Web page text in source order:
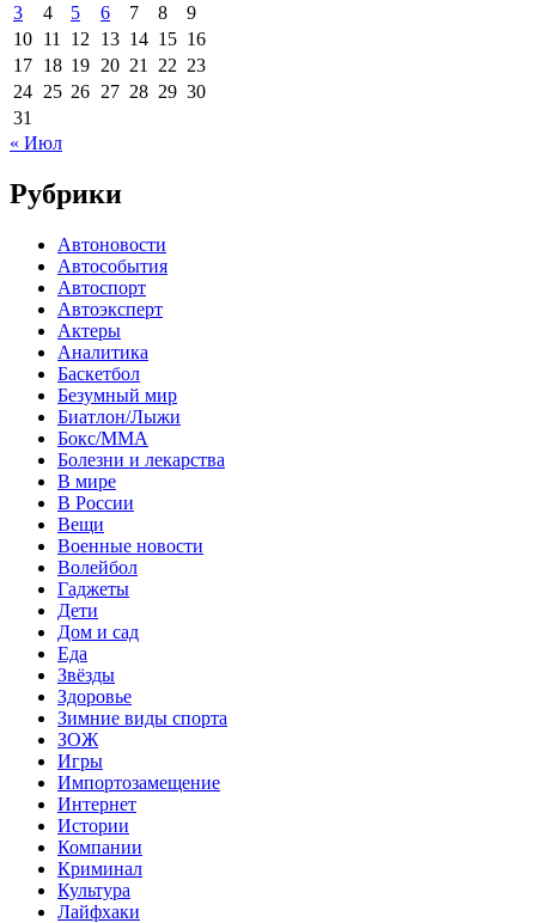
3
4 5 6 7 8
9
10 11 12 13 14 15 16
17 18 19 20 21 22 23
24 25 26 27 28 29 30
31
« Июл
Рубрики
Автоновости
Автособытия
Автоспорт
Автоэксперт
Актеры
Аналитика
Баскетбол
Безумный мир
Биатлон/Лыжи
Бокс/MMA
Болезни и лекарства
В мире
В России
Вещи
Военные новости
Волейбол
Гаджеты
Дети
Дом и сад
Еда
Звёзды
Здоровье
Зимние виды спорта
ЗОЖ
Игры
Импортозамещение
Интернет
Истории
Компании
Криминал
Культура
Лайфхаки